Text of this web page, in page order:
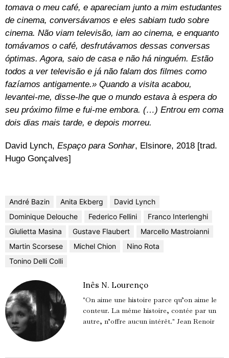
tomava o meu café, e apareciam junto a mim estudantes
de cinema, conversávamos e eles sabiam tudo sobre
cinema. Não viam televisão, iam ao cinema, e enquanto
tomávamos o café, desfrutávamos dessas conversas
óptimas. Agora, saio de casa e não há ninguém. Estão
todos a ver televisão e já não falam dos filmes como
fazíamos antigamente.» Quando a visita acabou,
levantei-me, disse-lhe que o mundo estava à espera do
seu próximo filme e fui-me embora. (…) Entrou em coma
dois dias mais tarde, e depois morreu.
David Lynch, Espaço para Sonhar, Elsinore, 2018 [trad.
Hugo Gonçalves]
André Bazin Anita Ekberg
David Lynch
Dominique Delouche
Federico Fellini
Franco Interlenghi
Giulietta Masina
Gustave Flaubert
Marcello Mastroianni
Martin Scorsese
Michel Chion
Nino Rota
Tonino Delli Colli
Inês N. Lourenço
"On aime une histoire parce qu’on aime le
conteur. La même histoire, contée par un
autre, n’offre aucun intérêt." Jean Renoir